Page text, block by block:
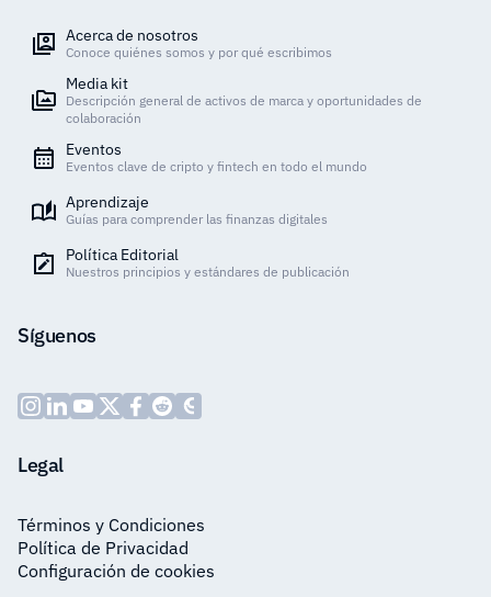
Acerca de nosotros
Conoce quiénes somos y por qué escribimos
Media kit
Descripción general de activos de marca y oportunidades de
colaboración
Eventos
Eventos clave de cripto y fintech en todo el mundo
Aprendizaje
Guías para comprender las finanzas digitales
Política Editorial
Nuestros principios y estándares de publicación
Síguenos
Legal
Términos y Condiciones
Política de Privacidad
Configuración de cookies